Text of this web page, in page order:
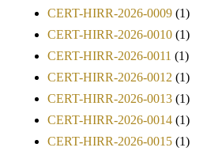
CERT-HIRR-2026-0009 (1)
CERT-HIRR-2026-0010 (1)
CERT-HIRR-2026-0011 (1)
CERT-HIRR-2026-0012 (1)
CERT-HIRR-2026-0013 (1)
CERT-HIRR-2026-0014 (1)
CERT-HIRR-2026-0015 (1)